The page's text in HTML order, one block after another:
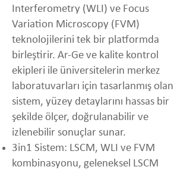
Interferometry (WLI) ve Focus
Variation Microscopy (FVM)
teknolojilerini tek bir platformda
birleştirir. Ar-Ge ve kalite kontrol
ekipleri ile üniversitelerin merkez
laboratuvarları için tasarlanmış olan
sistem, yüzey detaylarını hassas bir
şekilde ölçer, doğrulanabilir ve
izlenebilir sonuçlar sunar.
3in1 Sistem: LSCM, WLI ve FVM
kombinasyonu, geleneksel LSCM